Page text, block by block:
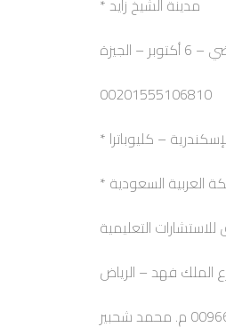
00201555106810
– كليوباترا *
العربية السعودية *
التعليمية
الملك فهد – الرياض
شحبير